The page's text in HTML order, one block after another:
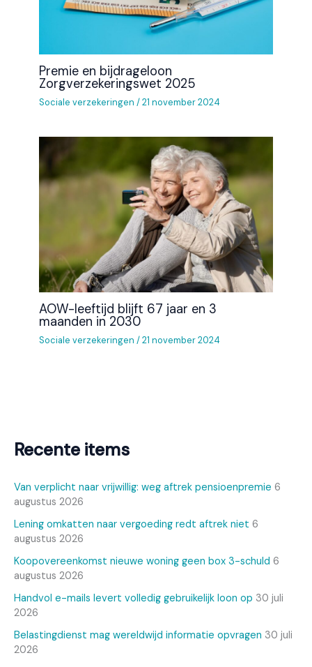
Recente items
Van verplicht naar vrijwillig: weg aftrek pensioenpremie 6
augustus 2026
Lening omkatten naar vergoeding redt aftrek niet 6
augustus 2026
Koopovereenkomst nieuwe woning geen box 3-schuld 6
augustus 2026
Handvol e-mails levert volledig gebruikelijk loon op 30 juli
2026
Belastingdienst mag wereldwijd informatie opvragen 30 juli
2026
Premie en bijdrageloon
Zorgverzekeringswet 2025
Sociale verzekeringen /21 november 2024
AOW-leeftijd blijft 67 jaar en 3
maanden in 2030
Sociale verzekeringen /21 november 2024